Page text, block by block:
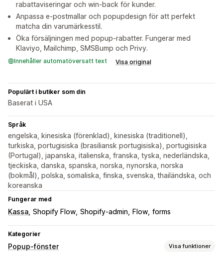
rabattaviseringar och win-back för kunder.
Anpassa e-postmallar och popupdesign för att perfekt
matcha din varumärkesstil.
Öka försäljningen med popup-rabatter. Fungerar med
Klaviyo, Mailchimp, SMSBump och Privy.
Innehåller automatöversatt text Visa original
Populärt i butiker som din
Baserat i USA
Språk
engelska, kinesiska (förenklad), kinesiska (traditionell),
turkiska, portugisiska (brasiliansk portugisiska), portugisiska
(Portugal), japanska, italienska, franska, tyska, nederländska,
tjeckiska, danska, spanska, norska, nynorska, norska
(bokmål), polska, somaliska, finska, svenska, thailändska, och
koreanska
Fungerar med
Kassa Shopify Flow Shopify-admin Flow forms
Kategorier
Popup-fönster Visa funktioner